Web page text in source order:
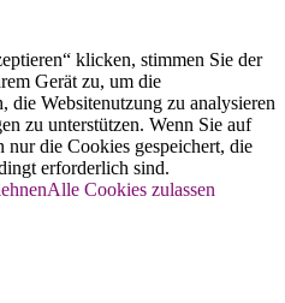
klicken, stimmen Sie der
Gerät zu, um die
die Websitenutzung zu analysieren
zu unterstützen. Wenn Sie auf
die Cookies gespeichert, die
erforderlich sind.
Alle Cookies zulassen